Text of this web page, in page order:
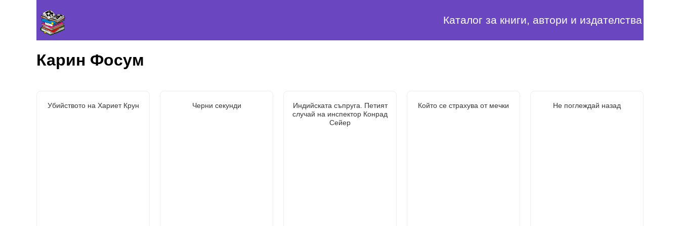
Каталог за книги, автори и издателства
Карин Фосум
Убийството на Хариет Крун Черни секунди
Индийската съпруга. Петият
случай на инспектор Конрад
Сейер
Който се страхува от мечки Не поглеждай назад